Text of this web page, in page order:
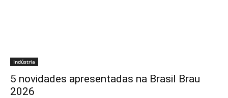
Indústria
5 novidades apresentadas na Brasil Brau
2026